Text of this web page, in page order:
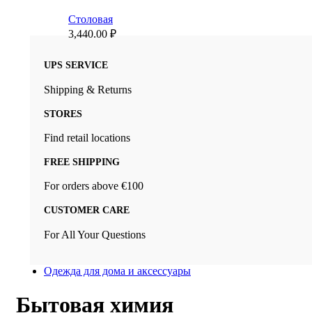
Столовая
3,440.00 ₽
UPS SERVICE
Shipping & Returns
STORES
Find retail locations
FREE SHIPPING
For orders above €100
CUSTOMER CARE
For All Your Questions
Одежда для дома и аксессуары
Бытовая химия